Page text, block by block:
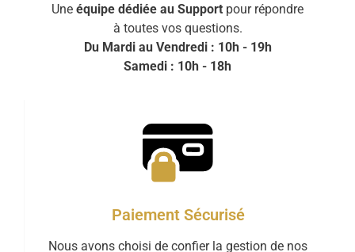
Une équipe dédiée au Support pour répondre
à toutes vos questions.
Du Mardi au Vendredi : 10h - 19h
Samedi : 10h - 18h
Paiement Sécurisé
Nous avons choisi de confier la gestion de nos